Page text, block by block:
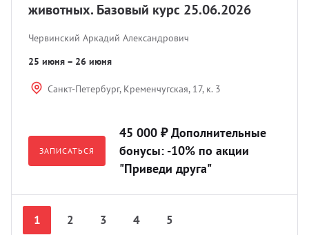
животных. Базовый курс 25.06.2026
Червинский Аркадий Александрович
25 июня – 26 июня
Санкт-Петербург, Кременчугская, 17, к. 3
ЗАПИСАТЬСЯ
45 000 ₽ Дополнительные
бонусы: -10% по акции
"Приведи друга"
1 2 3 4 5